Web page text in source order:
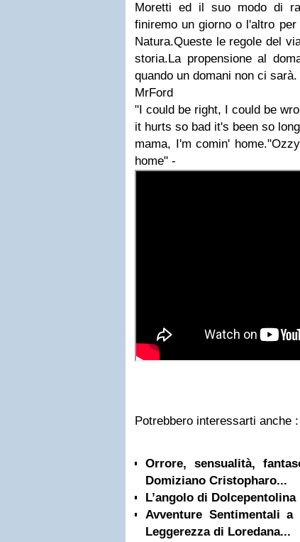
Moretti ed il suo modo di
finiremo un giorno o l'altro
Natura.Queste le regole del
storia.La propensione al
quando un domani non ci sarà.
MrFord
"I could be right, I could be
it hurts so bad it's been so long
mama, I'm comin'
home" -
Potrebbero interessarti anche :
Orrore, sensualità,
Domiziano Cristopharo...
L’angolo di Dolcepentolina
Avventure Sentimentali
Leggerezza di Loredana...